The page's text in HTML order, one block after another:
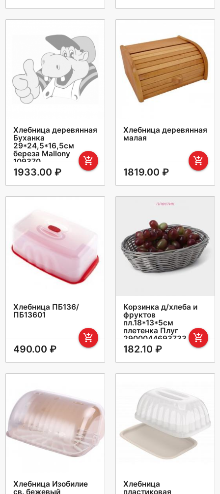
Хлебница деревянная
Буханка
29*24,5*16,5см
береза Mallony
109370
add_shopping_cart
1933.00 ₽
Хлебница деревянная
малая
add_shopping_cart
1819.00 ₽
Хлебница ПБ136/
ПБ13601
add_shopping_cart
490.00 ₽
Корзинка д/хлеба и
фруктов
пл.18*13*5см
плетенка Плуг
2900044693733
add_shopping_cart
182.10 ₽
Хлебница Изобилие
св. бежевый
Хлебница
пластиковая